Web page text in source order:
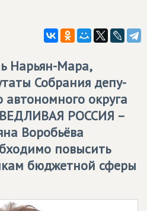
Нарьян-Мара,
Собрания депу­
автономного округа
РОССИЯ –
Воробьёва
повысить
бюджетной сферы